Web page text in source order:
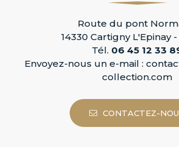
Route du pont
14330 Cartigny L'Epinay
Tél. 06 45 12 33
Envoyez-nous un e-mail :
collection.com
CONTACTEZ-